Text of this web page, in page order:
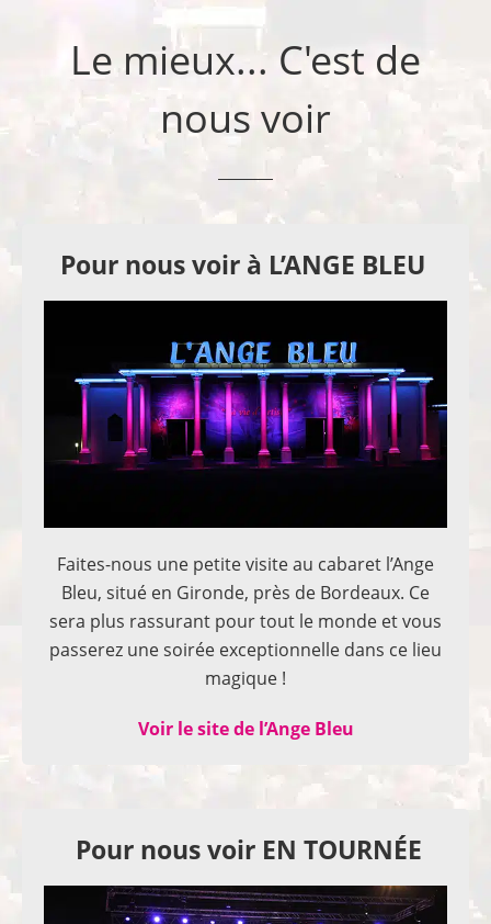
Le mieux... C'est de
nous voir
Pour nous voir à L’ANGE BLEU
Faites-nous une petite visite au cabaret l’Ange
Bleu, situé en Gironde, près de Bordeaux. Ce
sera plus rassurant pour tout le monde et vous
passerez une soirée exceptionnelle dans ce lieu
magique !
Voir le site de l’Ange Bleu
Pour nous voir EN TOURNÉE